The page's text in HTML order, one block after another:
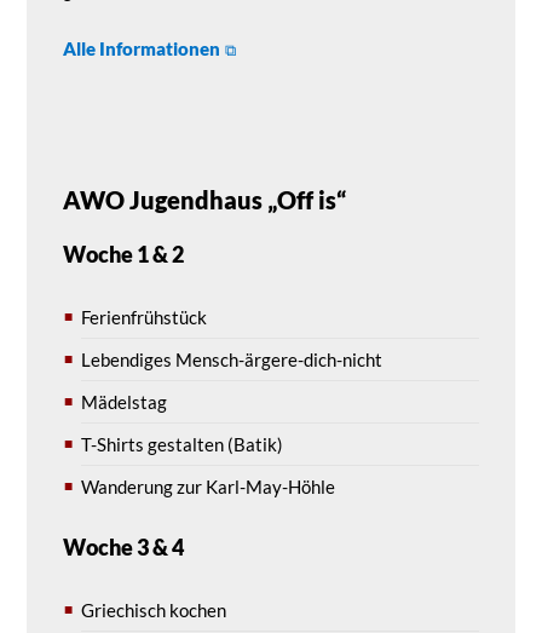
Alle Informationen
AWO Jugendhaus „Off is“
Woche 1 & 2
Ferienfrühstück
Lebendiges Mensch-ärgere-dich-nicht
Mädelstag
T-Shirts gestalten (Batik)
Wanderung zur Karl-May-Höhle
Woche 3 & 4
Griechisch kochen